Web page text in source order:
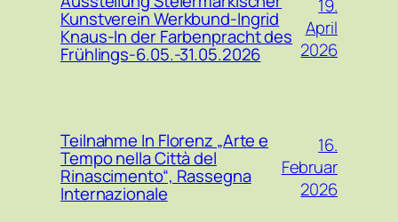
Kunstverein Werkbund-Ingrid
Knaus-In der Farbenpracht des
Frühlings-6.05.-31.05.2026
19.
April
2026
Teilnahme In Florenz „Arte e
Tempo nella Città del
Rinascimento“, Rassegna
Internazionale
16.
Februar
2026